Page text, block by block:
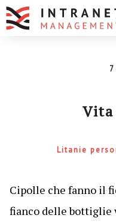
Vita
Litanie
Cipolle che fanno il
fianco delle bottiglie